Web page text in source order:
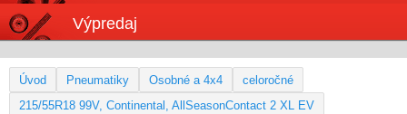
Výpredaj
Úvod Pneumatiky Osobné a 4x4
celoročné
215/55R18 99V, Continental, AllSeasonContact 2 XL EV